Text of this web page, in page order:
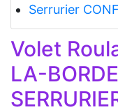
Serrurier
Volet
LA-